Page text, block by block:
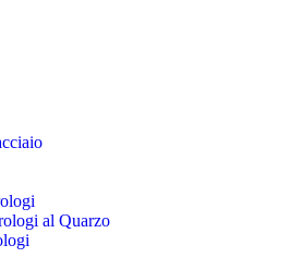
al Quarzo